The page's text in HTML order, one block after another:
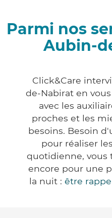
Parmi nos
Aubin-
Click&Care
de-Nabirat en
avec les
proches et les
besoins. Besoin
pour réaliser
quotidienne, vous
encore pour une
la nuit : être